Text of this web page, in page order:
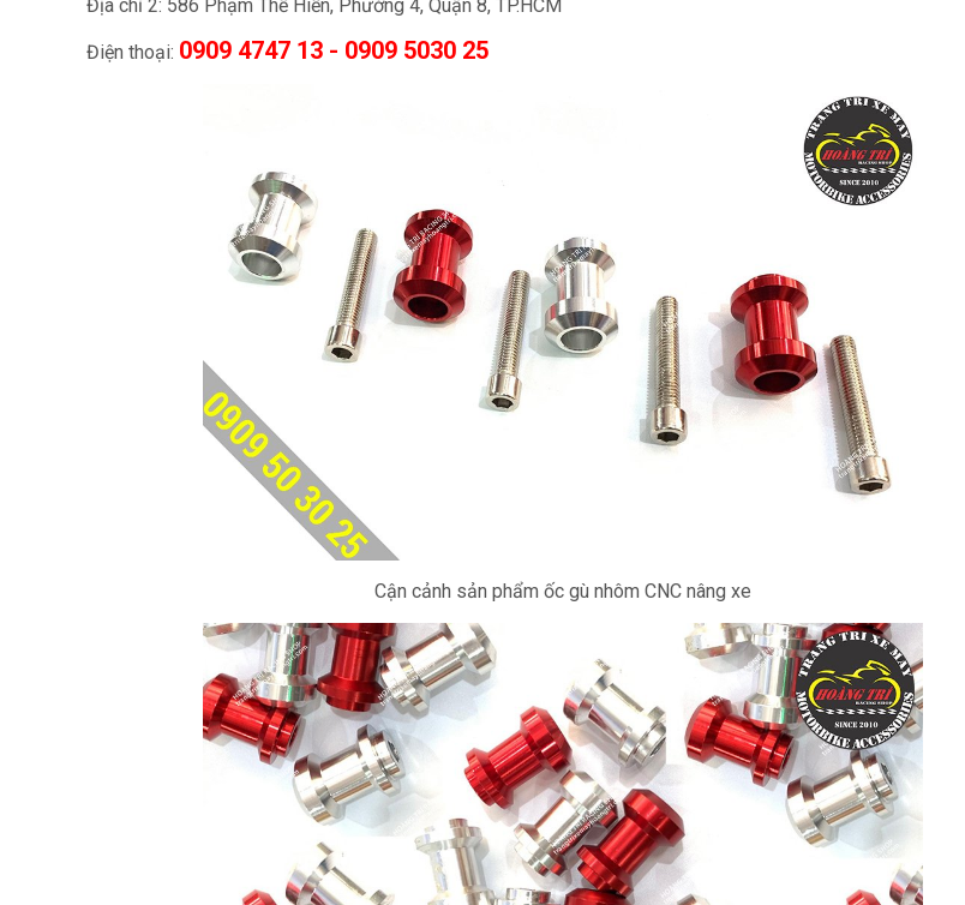
Địa chỉ 2: 586 Phạm Thế Hiển, Phường 4, Quận 8, TP.HCM
Điện thoại: 0909 4747 13 - 0909 5030 25
Cận cảnh sản phẩm ốc gù nhôm CNC nâng xe